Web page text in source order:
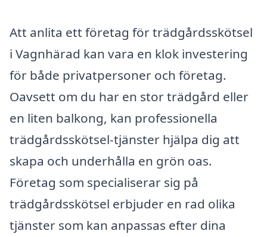
Att anlita ett företag för trädgårdsskötsel
i Vagnhärad kan vara en klok investering
för både privatpersoner och företag.
Oavsett om du har en stor trädgård eller
en liten balkong, kan professionella
trädgårdsskötsel-tjänster hjälpa dig att
skapa och underhålla en grön oas.
Företag som specialiserar sig på
trädgårdsskötsel erbjuder en rad olika
tjänster som kan anpassas efter dina